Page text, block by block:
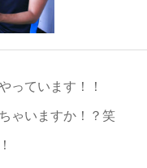
っています！！
ゃいますか！？笑